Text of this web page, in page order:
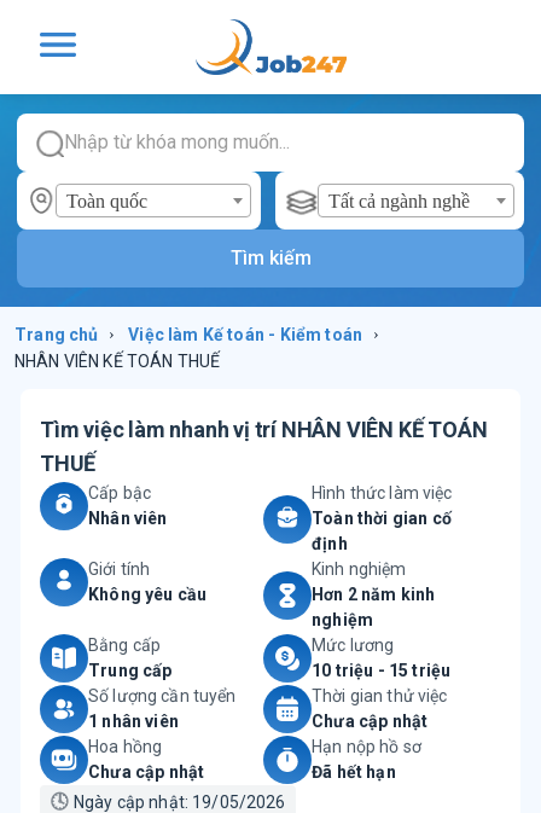
Toàn quốc Tất cả ngành nghề
Tìm kiếm
Trang chủ › Việc làm Kế toán - Kiểm toán ›
NHÂN VIÊN KẾ TOÁN THUẾ
Tìm việc làm nhanh vị tríNHÂN VIÊN KẾ TOÁN
THUẾ
Cấp bậc
Nhân viên
Hình thức làm việc
Toàn thời gian cố
định
Giới tính
Không yêu cầu
Kinh nghiệm
Hơn 2 năm kinh
nghiệm
Bằng cấp
Trung cấp
Mức lương
10 triệu - 15 triệu
Số lượng cần tuyển
1 nhân viên
Thời gian thử việc
Chưa cập nhật
Hoa hồng
Chưa cập nhật
Hạn nộp hồ sơ
Đã hết hạn
🕓 Ngày cập nhật: 19/05/2026